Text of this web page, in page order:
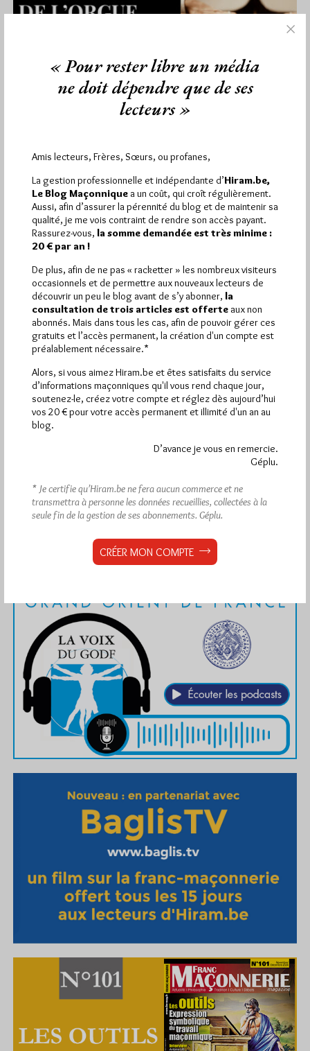
A la GLDF : Concert inaugural de
l’orgue Hauptwerk
Par Géplu
Vendredi 1/03/24
Lu 220 fois
La Grande Loge de France vient d'installer dans son grand
Hauptwerk de très…
DansDivers 4 commentaires
Hier mercredi 5 août 2026, Hiram.be a reçu1 441
visiteset2 502 pagesont été lues (Source :
Pirsch.io)
Quels sont les articles les plus lus du blog ?
Abonnement aux Newsletters - RSS
« Pour rester libre un média
ne doit dépendre que de ses
lecteurs »
Amis lecteurs, Frères, Sœurs, ou profanes,
La gestion professionnelle et indépendante d’Hiram.be,
Le Blog Maçonnique a un coût, qui croît régulièrement.
Aussi, afin d’assurer la pérennité du blog et de maintenir sa
qualité, je me vois contraint de rendre son accès payant.
Rassurez-vous, la somme demandée est très minime :
20 € par an !
De plus, afin de ne pas « racketter » les nombreux visiteurs
occasionnels et de permettre aux nouveaux lecteurs de
découvrir un peu le blog avant de s’y abonner, la
consultation de trois articles est offerte aux non
abonnés. Mais dans tous les cas, afin de pouvoir gérer ces
gratuits et l’accès permanent, la création d'un compte est
préalablement nécessaire.*
Alors, si vous aimez Hiram.be et êtes satisfaits du service
d’informations maçonniques qu'il vous rend chaque jour,
soutenez-le, créez votre compte et réglez dès aujourd’hui
vos 20 € pour votre accès permanent et illimité d'un an au
blog.
D’avance je vous en remercie.
Géplu.
* Je certifie qu’Hiram.be ne fera aucun commerce et ne
transmettra à personne les données recueillies, collectées à la
seule fin de la gestion de ses abonnements. Géplu.
CRÉER MON COMPTE